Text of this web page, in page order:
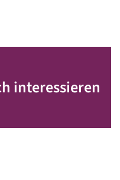
interessieren